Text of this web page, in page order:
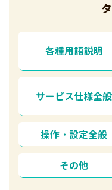
各種用語説明
サービス仕様全般
操作・設定全般
その他